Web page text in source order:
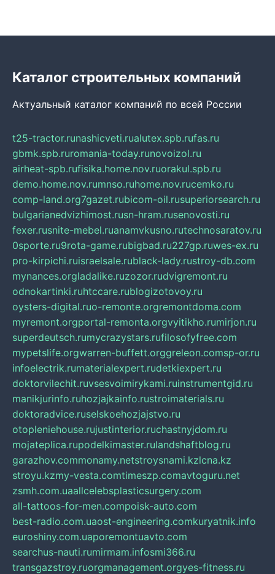
Каталог строительных компаний
Актуальный каталог компаний по всей России
t25-tractor.runashicveti.rualutex.spb.rufas.ru
gbmk.spb.ruromania-today.runovoizol.ru
airheat-spb.rufisika.home.nov.ruorakul.spb.ru
demo.home.nov.rumnso.ruhome.nov.rucemko.ru
comp-land.org7gazet.rubicom-oil.rusuperiorsearch.ru
bulgarianedvizhimost.rusn-hram.rusenovosti.ru
fexer.rusnite-mebel.ruanamvkusno.rutechnosaratov.ru
0sporte.ru9rota-game.rubigbad.ru227gp.ruwes-ex.ru
pro-kirpichi.ruisraelsale.rublack-lady.rustroy-db.com
mynances.orgladalike.ruzozor.rudvigremont.ru
odnokartinki.ruhtccare.rublogizotovoy.ru
oysters-digital.ruo-remonte.orgremontdoma.com
myremont.orgportal-remonta.orgvyitikho.rumirjon.ru
superdeutsch.rumycrazystars.rufilosofyfree.com
mypetslife.orgwarren-buffett.orggreleon.comsp-or.ru
infoelectrik.rumaterialexpert.rudetkiexpert.ru
doktorvilechit.ruvsesvoimirykami.ruinstrumentgid.ru
manikjurinfo.ruhozjajkainfo.rustroimaterials.ru
doktoradvice.ruselskoehozjajstvo.ru
otopleniehouse.rujustinterior.ruchastnyjdom.ru
mojateplica.rupodelkimaster.rulandshaftblog.ru
garazhov.commonamy.netstroysnami.kzlcna.kz
stroyu.kzmy-vesta.comtimeszp.comavtoguru.net
zsmh.com.uaallcelebsplasticsurgery.com
all-tattoos-for-men.compoisk-auto.com
best-radio.com.uaost-engineering.comkuryatnik.info
euroshiny.com.uaporemontuavto.com
searchus-nauti.rumirmam.infosmi366.ru
transgazstroy.ruorgmanagement.orgyes-fitness.ru